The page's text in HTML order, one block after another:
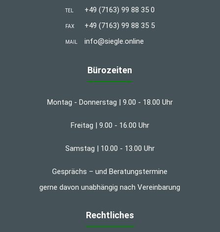
TEL +49 (7163) 99 88 35 0
FAX +49 (7163) 99 88 35 5
MAIL info@siegle.online
Bürozeiten
Montag - Donnerstag | 9.00 - 18.00 Uhr
Freitag | 9.00 - 16.00 Uhr
Samstag | 10.00 - 13.00 Uhr
Gesprächs – und Beratungstermine
gerne davon unabhängig nach Vereinbarung
Rechtliches